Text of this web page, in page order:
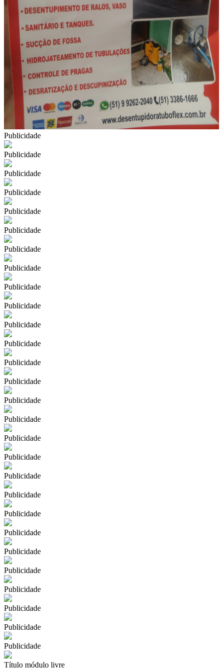
Publicidade
Publicidade
Publicidade
Publicidade
Publicidade
Publicidade
Publicidade
Publicidade
Publicidade
Publicidade
Publicidade
Publicidade
Publicidade
Publicidade
Publicidade
Publicidade
Publicidade
Publicidade
Publicidade
Publicidade
Publicidade
Publicidade
Publicidade
Publicidade
Publicidade
Publicidade
Publicidade
Publicidade
Título módulo livre